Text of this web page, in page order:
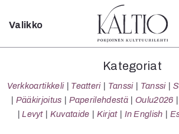
Sulje
Kategoriat
Verkkoartikkeli
Teatteri
Tanssi
Valikko
Kategoriat
Verkkoartikkeli Teatteri Tanssi Tanssi
Pääkirjoitus
Paperilehdestä Oulu2026
Levyt
Kuvataide Kirjat In English